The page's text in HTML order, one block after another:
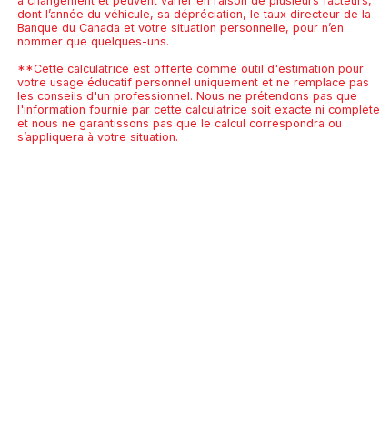
dont l’année du véhicule, sa dépréciation, le taux directeur de la
Banque du Canada et votre situation personnelle, pour n’en
nommer que quelques-uns.
**Cette calculatrice est offerte comme outil d'estimation pour
votre usage éducatif personnel uniquement et ne remplace pas
les conseils d'un professionnel. Nous ne prétendons pas que
l'information fournie par cette calculatrice soit exacte ni complète
et nous ne garantissons pas que le calcul correspondra ou
s’appliquera à votre situation.